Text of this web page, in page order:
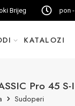
Brijeg pon
KATALOZI
Pro 45 S-
Sudoperi